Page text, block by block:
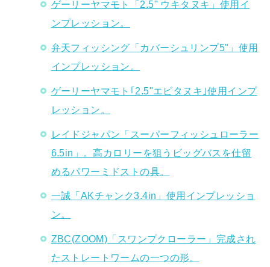
ゲーリーヤマモト「2.5" ウキタヌキ」使用イ
ンプレッション。
弁天フィッシング「カバーシュリンプ5"」使用
インプレッション。
ゲーリーヤマモト｢2.5"エビタヌキ｣使用インプ
レッション。
レイドジャパン「スーパーフィッシュローラー
6.5in」。高カロリーを狙うビッグバスを仕留
めるパワーミドストの具。
一誠「AKチャンク3.4in」使用インプレッショ
ン。
ZBC(ZOOM)「スワンプクローラー」完成され
たストレートワームの一つの形。